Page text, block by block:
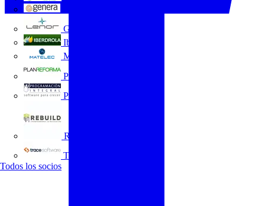
Grupo Lenor
Iberdrola
MATELEC
Plan Reforma
Programación Integral
REBUILD
Trace Software
Todos los socios